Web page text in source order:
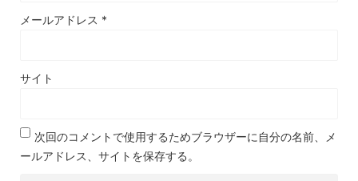
メールアドレス *
サイト
次回のコメントで使用するためブラウザーに自分の名前、メ
ールアドレス、サイトを保存する。